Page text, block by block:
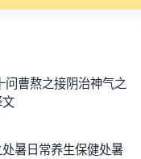
问曹熬之接阴治神气之
暑日常养生保健处暑